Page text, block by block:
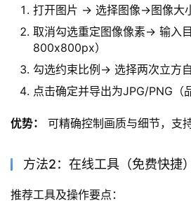
打开图片 → 选择图像→图像大
取消勾选重定图像像素→ 输入
800x800px）
勾选约束比例→ 选择两次立方
点击确定并导出为JPG/PNG（
优势： 可精确控制画质与细节，支
方法2：在线工具（免费快捷）
推荐工具及操作要点：